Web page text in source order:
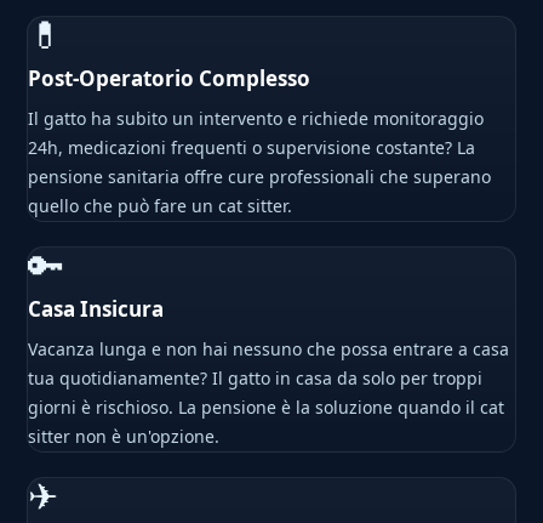
💊
Post-Operatorio Complesso
Il gatto ha subito un intervento e richiede monitoraggio
24h, medicazioni frequenti o supervisione costante? La
pensione sanitaria offre cure professionali che superano
quello che può fare un cat sitter.
🔑
Casa Insicura
Vacanza lunga e non hai nessuno che possa entrare a casa
tua quotidianamente? Il gatto in casa da solo per troppi
giorni è rischioso. La pensione è la soluzione quando il cat
sitter non è un'opzione.
✈